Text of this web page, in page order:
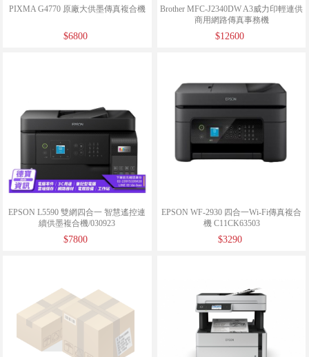
PIXMA G4770 原廠大供墨傳真複合機
$6800
Brother MFC-J2340DW A3威力印輕連供
商用網路傳真事務機
$12600
EPSON L5590 雙網四合一 智慧遙控連
續供墨複合機/030923
$7800
EPSON WF-2930 四合一Wi-Fi傳真複合
機 C11CK63503
$3290